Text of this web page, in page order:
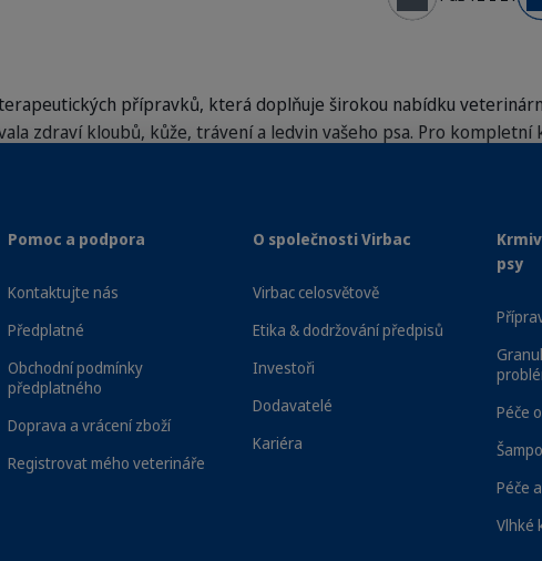
← Předchozí Další →
přípravků, která doplňuje širokou nabídku
zdraví kloubů, kůže, trávení a ledvin vašeho psa. Pro kompletní
přípravky a přípravky proti klíšťatům a blechám pro psy,
doručení až k vašim
Pomoc a podpora
Kontaktujte nás
Předplatné
Obchodní podmínky
předplatného
Doprava a vrácení zboží
Registrovat mého veterináře
O společnosti Virbac
Virbac celosvětově
Etika & dodržování předpisů
Investoři
Dodavatelé
Kariéra
psy
Péče
Péče
Vlhké